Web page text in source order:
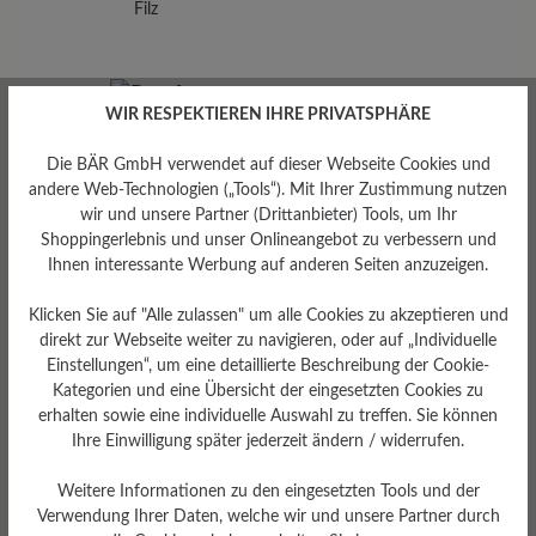
Filz
WIR RESPEKTIEREN IHRE PRIVATSPHÄRE
Die BÄR GmbH verwendet auf dieser Webseite Cookies und
andere Web-Technologien („Tools“). Mit Ihrer Zustimmung nutzen
wir und unsere Partner (Drittanbieter) Tools, um Ihr
Shoppingerlebnis und unser Onlineangebot zu verbessern und
Ihnen interessante Werbung auf anderen Seiten anzuzeigen.
Klicken Sie auf "Alle zulassen" um alle Cookies zu akzeptieren und
direkt zur Webseite weiter zu navigieren, oder auf „Individuelle
Einstellungen“, um eine detaillierte Beschreibung der Cookie-
Kategorien und eine Übersicht der eingesetzten Cookies zu
erhalten sowie eine individuelle Auswahl zu treffen. Sie können
Ihre Einwilligung später jederzeit ändern / widerrufen.
Weitere Informationen zu den eingesetzten Tools und der
Verwendung Ihrer Daten, welche wir und unsere Partner durch